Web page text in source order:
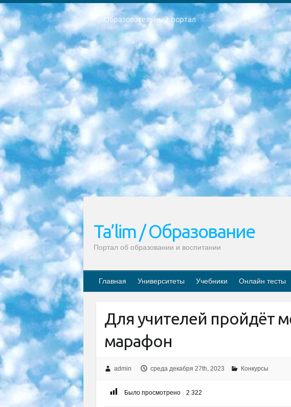
Образовательный портал
РЕСПУБЛИКА УЗБЕКИСТАН МИНИСТРЕРСТВО ДОШКОЛЬНОГО И ШКОЛЬНОГО ОБРАЗОВАНИЯ КОМАНДА в общеобразовательных учреждениях в 2023-2024 учебном году организация и проведение итоговой государственной аттестации обучающихся о Министра дошкольного и школьного образования Республики Узбекистан от 4 марта 2008 года (постановлением Минюста от 20 марта 2008 года № 1778 государственной регистрации) «Итоговое состояние учащихся общего среднего образования на основании положения об утверждении положения об аттестации общего среднего образования выпускной экзамен студентов в образовательных учреждениях в 2023-2024 учебном году В целях организации и прохождения аттестации приказываю: 1. Следующее: перечень предметов, по которым будет проводиться итоговая государственная аттестация и экзамен формы перевода согласно приложению 1; сертификаты международного образца, оценивающие уровень владения иностранными языками перечень согласно приложению 2; 2. Педагогический при специализированных образовательных учреждениях. научно-практический центр квалификации и международной оценки (Д.Давидова) 2024 г. До 25 марта: задания по предметам, по которым будет проводиться итоговая аттестация разработка и утверждение технических условий; итоговая аттестация на основании разработанного предметного задания разработка вопросов по предметам (устно и письменно), экзамен передача; общеобразовательные средние школы и специальные учебные заведения учащиеся выпускных классов школ и интернатов в агентской системе подготовка базы данных экзаменационных материалов и критериев оценки; перевод базы экзаменационных материалов на все языки обучения подать в Республиканский образовательный центр для изготовления; варианты экзаменов на основе разработанных контрольных материалов пусть будут поставлены задачи формирования. 3. Республиканский образовательный центр (Ш.Худайкулов) до 5 апреля 2024 года. до: база данных предоставленных экзаменационных материалов на все языки обучения перевод и экспертиза; для слепых, слабовидящих, глухих, слабослышащих и умственно отсталых детей учащиеся выпускных классов специализированных школ и школ-интернатов база данных экзаменационных материалов на всех преподаваемых языках подготовка критериев оценки; специализированные школы для умственно отсталых детей и технологии для учащихся выпускных классов школ-интернатов разработка соответствующих рекомендаций и критериев проведения ЕГЭ по естествознанию давать задания. 4. Педагогический при специализированных образовательных учреждениях. Научно-практический центр навыков и международной оценки (Д.Давидова), Республика образовательный центр (Худайкулов Ш.) итоговый государственный аттестационный экзамен ориентирован на творческое и логическое мышление при подготовке базы материалов учитывать введение заданий. 5. Следует отметить, что: сертификат государственного образца о знании общеобразовательного предмета и как минимум национальный уровень B1 по предметам на иностранных языках, указанным в Приложении 2. или международно признанный сертификат эквивалентного уровня студенты, изучающие определенный предмет, освобождаются от экзамена; по соответствующим предметам запланирована итоговая государственная аттестация за день до дня, путем жеребьевки Рабочей группой (в письменной форме по предметам, проводимым в форме) из числа сформированных вариантов выбрано 2 варианта; 2 выбранных варианта экзамена анонсированы на официальном сайте министерства и все выпускники по всей стране на основе этих вариантов проводит итоговую государственную аттестацию. 6. Государственное образование учащихся средних общеобразовательных учреждений. знания в соответствии с квалификационными требованиями, которые необходимо приобрести на основании
Ta’lim / Образование
Портал об образовании и воспитании
Главная Университеты Учебники Онлайн тесты
Для учителей пройдёт
марафон
admin среда декабря 27th, 2023 Конкурсы
Было просмотрено 2 322